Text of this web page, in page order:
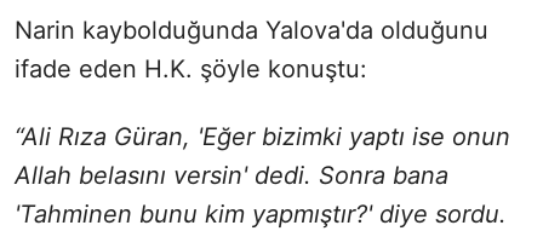
Narin kaybolduğunda Yalova'da olduğunu
ifade eden H.K. şöyle konuştu:
“Ali Rıza Güran, 'Eğer bizimki yaptı ise onun
Allah belasını versin' dedi. Sonra bana
'Tahminen bunu kim yapmıştır?' diye sordu.